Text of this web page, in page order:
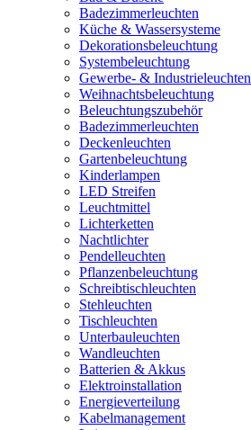
Badezimmerleuchten
Küche & Wassersysteme
Dekorationsbeleuchtung
Systembeleuchtung
Gewerbe- & Industrieleuchten
Weihnachtsbeleuchtung
Beleuchtungszubehör
Badezimmerleuchten
Deckenleuchten
Gartenbeleuchtung
Kinderlampen
LED Streifen
Leuchtmittel
Lichterketten
Nachtlichter
Pendelleuchten
Pflanzenbeleuchtung
Schreibtischleuchten
Stehleuchten
Tischleuchten
Unterbauleuchten
Wandleuchten
Batterien & Akkus
Elektroinstallation
Energieverteilung
Kabelmanagement